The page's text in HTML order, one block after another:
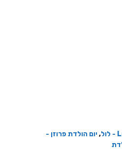
,יום הולדת פרוזן -